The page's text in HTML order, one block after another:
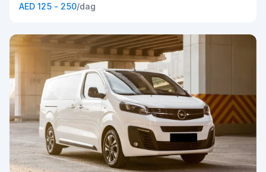
AED 125 - 250/dag